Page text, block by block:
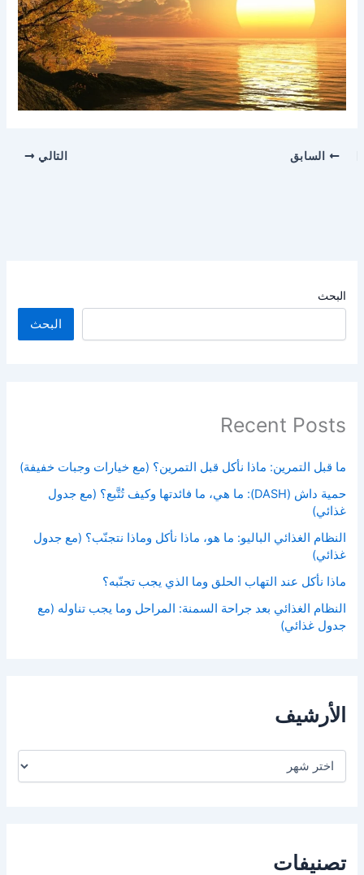
البحث
البحث
Recent Posts
ما قبل التمرين: ماذا نأكل قبل التمرين؟ (مع خيارات وجبات خفيفة)
حمية داش (DASH): ما هي، ما فائدتها وكيف تُتَّبع؟ (مع جدول
غذائي)
النظام الغذائي الباليو: ما هو، ماذا نأكل وماذا نتجنّب؟ (مع جدول
غذائي)
ماذا نأكل عند التهاب الحلق وما الذي يجب تجنّبه؟
النظام الغذائي بعد جراحة السمنة: المراحل وما يجب تناوله (مع
جدول غذائي)
الأرشيف
تصنيفات
السابق التالي